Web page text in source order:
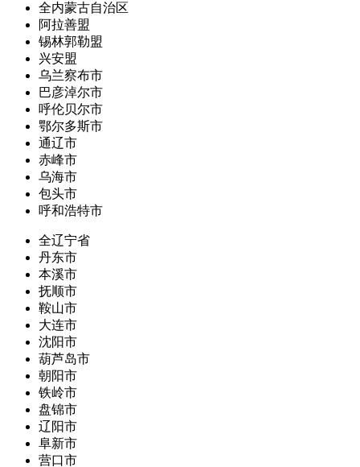
全内蒙古自治区
阿拉善盟
锡林郭勒盟
兴安盟
乌兰察布市
巴彦淖尔市
呼伦贝尔市
鄂尔多斯市
通辽市
赤峰市
乌海市
包头市
呼和浩特市
全辽宁省
丹东市
本溪市
抚顺市
鞍山市
大连市
沈阳市
葫芦岛市
朝阳市
铁岭市
盘锦市
辽阳市
阜新市
营口市